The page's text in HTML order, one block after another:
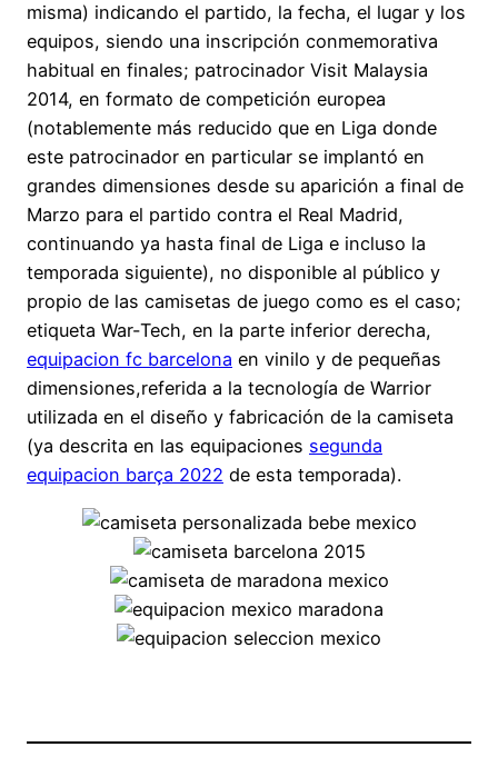
misma) indicando el partido, la fecha, el lugar y los
equipos, siendo una inscripción conmemorativa
habitual en finales; patrocinador Visit Malaysia
2014, en formato de competición europea
(notablemente más reducido que en Liga donde
este patrocinador en particular se implantó en
grandes dimensiones desde su aparición a final de
Marzo para el partido contra el Real Madrid,
continuando ya hasta final de Liga e incluso la
temporada siguiente), no disponible al público y
propio de las camisetas de juego como es el caso;
etiqueta War-Tech, en la parte inferior derecha,
equipacion fc barcelona en vinilo y de pequeñas
dimensiones,referida a la tecnología de Warrior
utilizada en el diseño y fabricación de la camiseta
(ya descrita en las equipaciones segunda
equipacion barça 2022 de esta temporada).